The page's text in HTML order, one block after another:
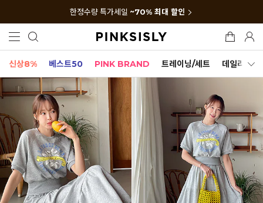
한정수량 특가세일 ~70% 최대 할인
신상8% 베스트50 PINK BRAND 트레이닝/세트 데일리세트